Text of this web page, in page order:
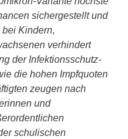
sichergestellt und
Kindern,
verhindert
der Infektionsschutz-
die hohen Impfquoten
zeugen nach
und
schulischen